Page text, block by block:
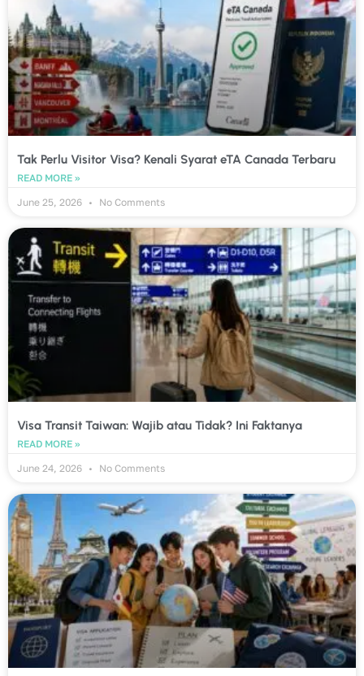
Tak Perlu Visitor Visa? Kenali Syarat eTA Canada Terbaru
READ MORE »
June 25, 2026
No Comments
Visa Transit Taiwan: Wajib atau Tidak? Ini Faktanya
READ MORE »
June 24, 2026
No Comments